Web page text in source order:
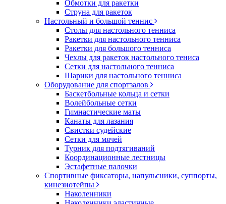
Обмотки для ракетки
Струна для ракеток
Настольный и большой теннис
Столы для настольного тенниса
Ракетки для настольного тенниса
Ракетки для большого тенниса
Чехлы для ракеток настольного тениса
Сетки для настольного тенниса
Шарики для настольного тенниса
Оборудование для спортзалов
Баскетбольные кольца и сетки
Волейбольные сетки
Гимнастические маты
Канаты для лазания
Свистки судейские
Сетки для мячей
Турник для подтягиваний
Координационные лестницы
Эстафетные палочки
Спортивные фиксаторы, напульсники, суппорты,
кинезиотейпы
Наколенники